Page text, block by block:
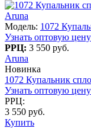
Aruna
Модель: 1072
Узнать оптовую цену
РРЦ: 3 550 руб.
Aruna
Новинка
1072 Купальник
Узнать оптовую цену
РРЦ:
3 550 руб.
Купить